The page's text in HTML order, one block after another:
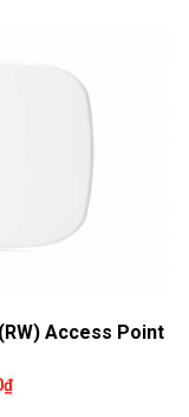
Access Point